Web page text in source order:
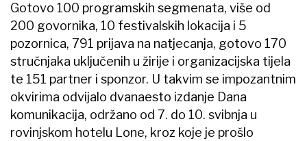
Gotovo 100 programskih segmenata, više od
200 govornika, 10 festivalskih lokacija i 5
pozornica, 791 prijava na natjecanja, gotovo 170
stručnjaka uključenih u žirije i organizacijska tijela
te 151 partner i sponzor. U takvim se impozantnim
okvirima odvijalo dvanaesto izdanje Dana
komunikacija, održano od 7. do 10. svibnja u
rovinjskom hotelu Lone, kroz koje je prošlo